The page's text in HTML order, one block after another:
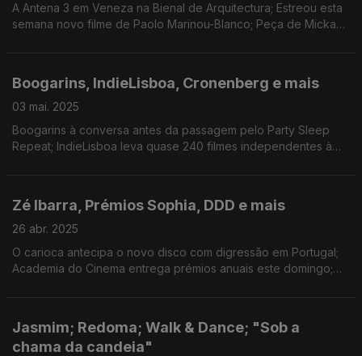
A Antena 3 em Veneza na Bienal de Arquitectura; Estreou esta
semana novo filme de Paolo Marinou-Blanco; Peça de Mickaël
Boogarins, IndieLisboa, Cronenberg e mais
03 mai. 2025
Boogarins à conversa antes da passagem pelo Party Sleep
Repeat; IndieLisboa leva quase 240 filmes independentes à
Zé Ibarra, Prémios Sophia, DDD e mais
26 abr. 2025
O carioca antecipa o novo disco com digressão em Portugal;
Academia do Cinema entrega prémios anuais este domingo;
Jasmim; Redoma; Walk & Dance; "Sob a
chama da candeia"